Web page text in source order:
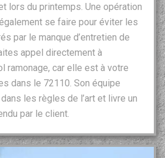
lors du printemps. Une opération
se faire pour éviter les
par le manque d’entretien de
appel directement à
ramonage, car elle est à votre
dans le 72110. Son équipe
les règles de l’art et livre un
par le client.